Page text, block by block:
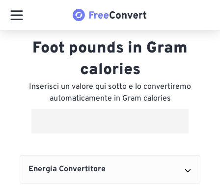
Foot pounds in Gram
calories
Inserisci un valore qui sotto e lo convertiremo
automaticamente in Gram calories